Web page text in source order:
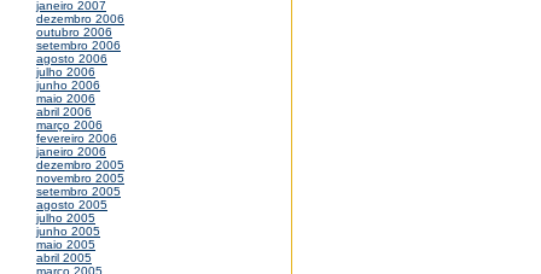
janeiro 2007
dezembro 2006
outubro 2006
setembro 2006
agosto 2006
julho 2006
junho 2006
maio 2006
abril 2006
março 2006
fevereiro 2006
janeiro 2006
dezembro 2005
novembro 2005
setembro 2005
agosto 2005
julho 2005
junho 2005
maio 2005
abril 2005